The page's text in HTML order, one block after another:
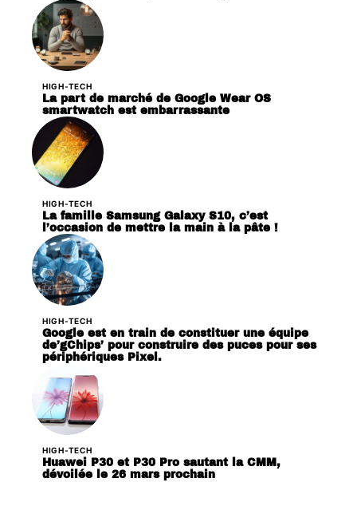
HIGH-TECH
La part de marché de Google Wear OS
smartwatch est embarrassante
HIGH-TECH
La famille Samsung Galaxy S10, c’est
l’occasion de mettre la main à la pâte !
HIGH-TECH
Google est en train de constituer une équipe
de’gChips’ pour construire des puces pour ses
périphériques Pixel.
HIGH-TECH
Huawei P30 et P30 Pro sautant la CMM,
dévoilée le 26 mars prochain